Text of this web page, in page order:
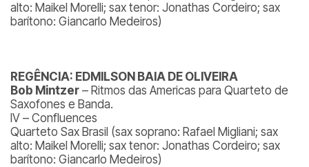
alto: Maikel Morelli; sax tenor: Jonathas Cordeiro; sax
barítono: Giancarlo Medeiros)
REGÊNCIA: EDMILSON BAIA DE OLIVEIRA
Bob Mintzer – Ritmos das Americas para Quarteto de
Saxofones e Banda.
IV – Confluences
Quarteto Sax Brasil (sax soprano: Rafael Migliani; sax
alto: Maikel Morelli; sax tenor: Jonathas Cordeiro; sax
barítono: Giancarlo Medeiros)